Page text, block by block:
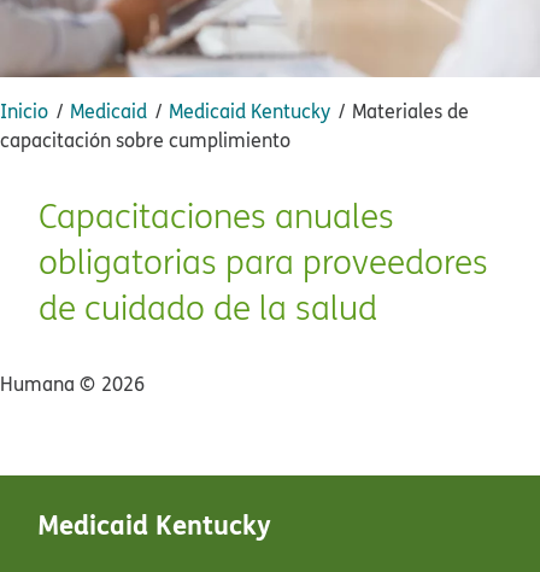
Inicio​​ Medicaid​​ Medicaid Kentucky​​
Materiales de
capacitación sobre cumplimiento​​
Capacitaciones anuales
obligatorias para proveedores
de cuidado de la salud​​
Medicaid Kentucky​​
Humana ©​​ 2026​​